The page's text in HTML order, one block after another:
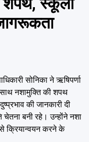
सोनिका ने ऋषिपर्णा
नशामुक्ति की शपथ
की जानकारी दी
बनी रहे। उन्होंने नशा
से क्रियान्वयन करने के